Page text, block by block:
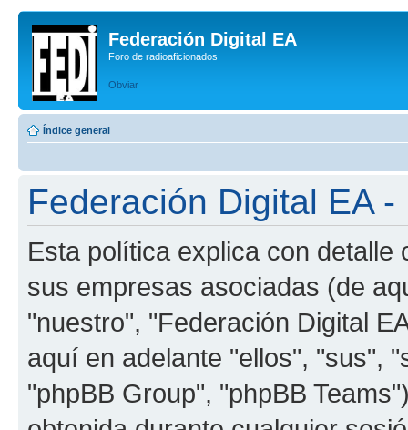
Federación Digital EA
Foro de radioaficionados
Obviar
Índice general
Federación Digital EA
Esta política explica con detalle
sus empresas asociadas (de
"nuestro", "Federación Digital
aquí en adelante "ellos", "sus",
"phpBB Group", "phpBB